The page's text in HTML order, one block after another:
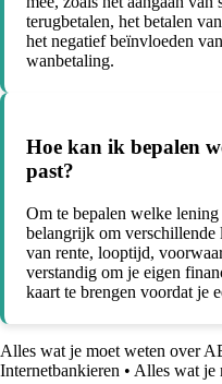
terugbetalen, het betalen
het negatief beïnvloeden
wanbetaling.
Hoe kan ik bepalen
past?
Om te bepalen welke
belangrijk om verschillende
van rente, looptijd,
verstandig om je eigen
kaart te brengen voordat je
Alles wat je moet weten over
Internetbankieren • Alles wat je